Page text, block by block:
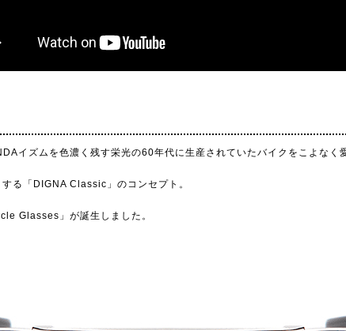
イズムを色濃く残す栄光の60年代に生産されていたバイクをこよな
る「DIGNA Classic」のコンセプト。
Glasses」が誕生しました。